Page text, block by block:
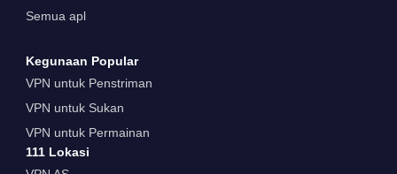
Semua apl
Kegunaan Popular
VPN untuk Penstriman
VPN untuk Sukan
VPN untuk Permainan
111 Lokasi